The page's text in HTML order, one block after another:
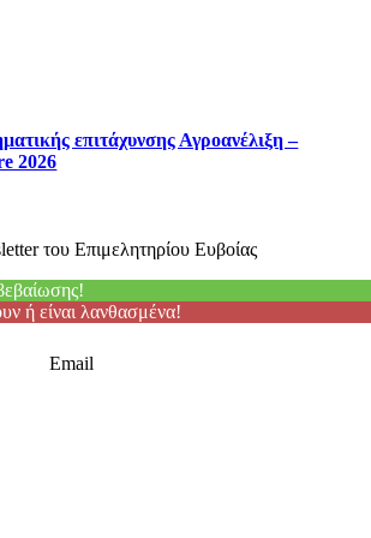
επιτάχυνσης Αγροανέλιξη –
2026
του Επιμελητηρίου Ευβοίας
ή είναι λανθασμένα!
Email